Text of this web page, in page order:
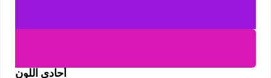
أحادي اللون